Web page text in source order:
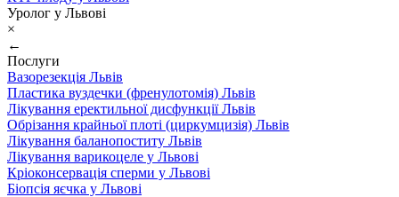
Уролог у Львові
×
←
Послуги
Вазорезекція Львів
Пластика вуздечки (френулотомія) Львів
Лікування еректильної дисфункції Львів
Обрізання крайньої плоті (циркумцизія) Львів
Лікування баланопоститу Львів
Лікування варикоцеле у Львові
Кріоконсервація сперми у Львові
Біопсія яєчка у Львові